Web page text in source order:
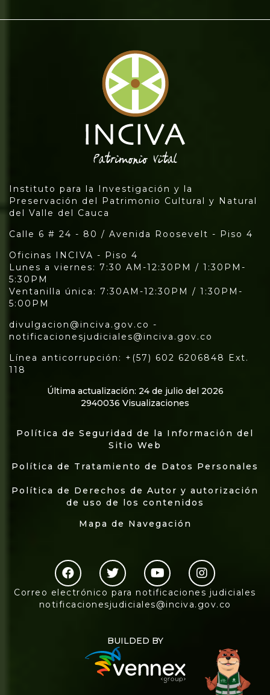
Instituto para la Investigación y la
Preservación del Patrimonio Cultural y Natural
del Valle del Cauca
Calle 6 # 24 - 80 / Avenida Roosevelt - Piso 4
Oficinas INCIVA - Piso 4
Lunes a viernes: 7:30 AM-12:30PM / 1:30PM-
5:30PM
Ventanilla única: 7:30AM-12:30PM / 1:30PM-
5:00PM
divulgacion@inciva.gov.co -
notificacionesjudiciales@inciva.gov.co
Línea anticorrupción: +(57) 602 6206848 Ext.
118
Última actualización: 24 de julio del 2026
2940036 Visualizaciones
Política de Seguridad de la Información del
Sitio Web
Política de Tratamiento de Datos Personales
Política de Derechos de Autor y autorización
de uso de los contenidos
Mapa de Navegación
Correo electrónico para notificaciones judiciales
notificacionesjudiciales@inciva.gov.co
BUILDED BY